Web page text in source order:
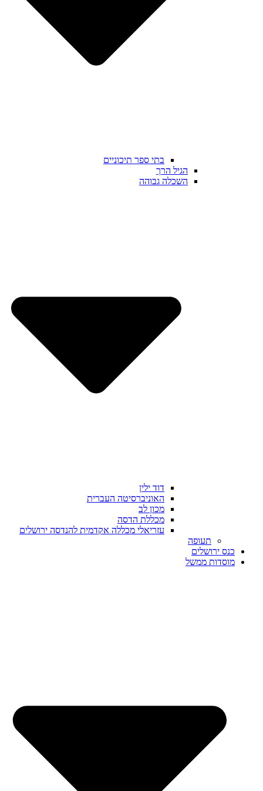
בתי ספר תיכוניים
הגיל הרך
השכלה גבוהה
דוד ילין
האוניברסיטה העברית
מכון לב
מכללת הדסה
עזריאלי מכללה אקדמית להנדסה ירושלים
ירושלים
ממשל